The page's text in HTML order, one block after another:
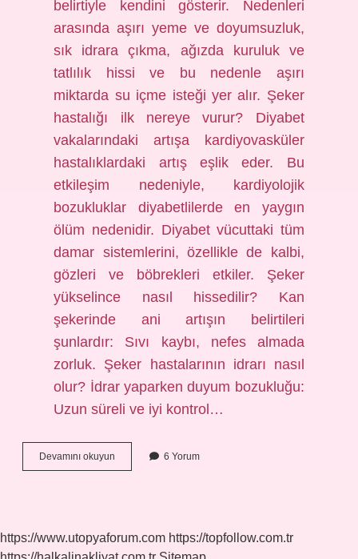
belirtiyle kendini gösterir. Nedenleri
arasında aşırı yeme ve doyumsuzluk,
sık idrara çıkma, ağızda kuruluk ve
tatlılık hissi ve bu nedenle aşırı
miktarda su içme isteği yer alır. Şeker
hastalığı ilk nereye vurur? Diyabet
vakalarındaki artışa kardiyovasküler
hastalıklardaki artış eşlik eder. Bu
etkileşim nedeniyle, kardiyolojik
bozukluklar diyabetlilerde en yaygın
ölüm nedenidir. Diyabet vücuttaki tüm
damar sistemlerini, özellikle de kalbi,
gözleri ve böbrekleri etkiler. Şeker
yükselince nasıl hissedilir? Kan
şekerinde ani artışın belirtileri
şunlardır: Sıvı kaybı, nefes almada
zorluk. Şeker hastalarının idrarı nasıl
olur? İdrar yaparken duyum bozukluğu:
Uzun süreli ve iyi kontrol…
Devamını okuyun
Kişinin
Anlarız
6 Yorum
https://www.utopyaforum.com https://topfollow.com.tr